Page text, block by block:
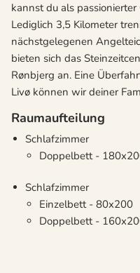
kannst du als
Lediglich 3,5 Kilometer
nächstgelegenen
bieten sich das
Rønbjerg an. Eine
Livø können wir deiner
Raumaufteilung
Schlafzimmer
Doppelbett -
Schlafzimmer
Einzelbett - 80x200
Doppelbett -